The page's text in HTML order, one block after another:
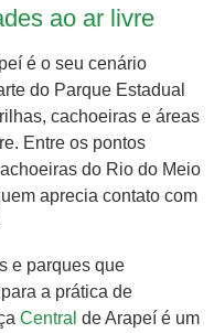
ao ar livre
é o seu cenário
do Parque Estadual
cachoeiras e áreas
Entre os pontos
do Rio do Meio
aprecia contato com
e parques que
a prática de
Central de Arapeí é um